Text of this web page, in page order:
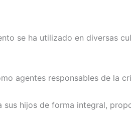
se ha utilizado en diversas
agentes responsables de la
hijos de forma integral,